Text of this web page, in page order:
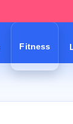
Fitness